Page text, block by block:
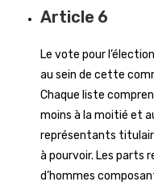
Article 6
Le vote pour
au sein de cette
Chaque liste
moins à la moitié et
représentants
à pourvoir. Les parts
d’hommes